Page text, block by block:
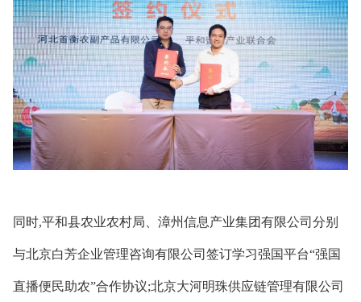
同时,平和县农业农村局、漳州信息产业集团有限公司分别
与北京白芳企业管理咨询有限公司签订学习强国平台“强国
直播便民助农”合作协议;北京大河明珠供应链管理有限公司